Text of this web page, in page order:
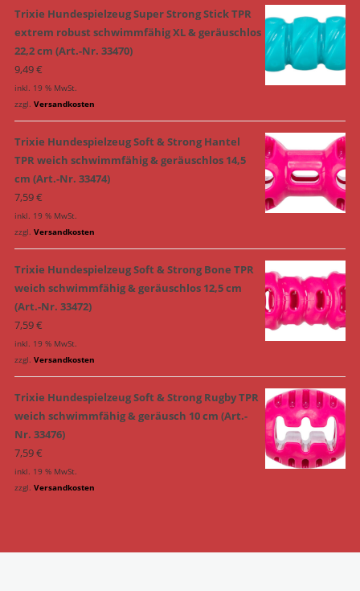
Trixie Hundespielzeug Super Strong Stick TPR
extrem robust schwimmfähig XL & geräuschlos
22,2 cm (Art.-Nr. 33470)
9,49€
inkl. 19 % MwSt.
zzgl. Versandkosten
Trixie Hundespielzeug Soft & Strong Hantel
TPR weich schwimmfähig & geräuschlos 14,5
cm (Art.-Nr. 33474)
7,59€
inkl. 19 % MwSt.
zzgl. Versandkosten
Trixie Hundespielzeug Soft & Strong Bone TPR
weich schwimmfähig & geräuschlos 12,5 cm
(Art.-Nr. 33472)
7,59€
inkl. 19 % MwSt.
zzgl. Versandkosten
Trixie Hundespielzeug Soft & Strong Rugby TPR
weich schwimmfähig & geräusch 10 cm (Art.-
Nr. 33476)
7,59€
inkl. 19 % MwSt.
zzgl. Versandkosten